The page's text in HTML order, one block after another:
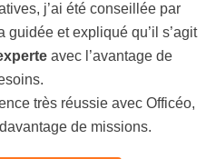
j’ai été conseillée par
guidée et expliqué qu’il s’agit
avec l’avantage de
très réussie avec Officéo,
de missions.